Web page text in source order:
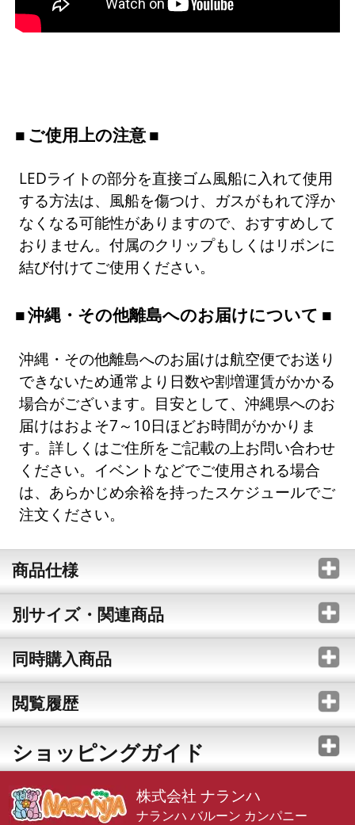
ご使用上の注意
LEDライトの部分を直接ゴム風船に入れて使用
する方法は、風船を傷つけ、ガスがもれて浮か
なくなる可能性がありますので、おすすめして
おりません。付属のクリップもしくはリボンに
結び付けてご使用ください。
沖縄・その他離島へのお届けについて
沖縄・その他離島へのお届けは航空便でお送り
できないため通常より日数や割増運賃がかかる
場合がございます。目安として、沖縄県へのお
届けはおよそ7～10日ほどお時間がかかりま
す。詳しくはご住所をご記載の上お問い合わせ
ください。イベントなどでご使用される場合
は、あらかじめ余裕を持ったスケジュールでご
注文ください。
商品仕様
別サイズ・関連商品
同時購入商品
閲覧履歴
ショッピングガイド
株式会社 ナランハ
ナランハ バルーン カンパニー